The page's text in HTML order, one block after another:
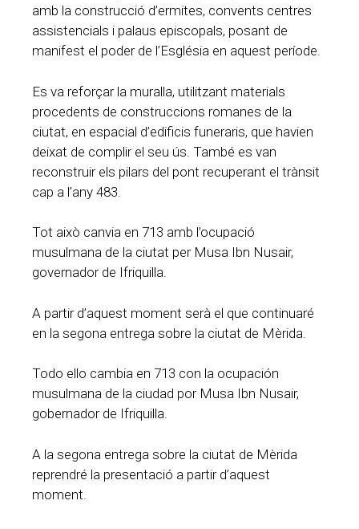
amb la construcció d’ermites, convents centres
assistencials i palaus episcopals, posant de
manifest el poder de l’Església en aquest període.
Es va reforçar la muralla, utilitzant materials
procedents de construccions romanes de la
ciutat, en espacial d’edificis funeraris, que havien
deixat de complir el seu ús. També es van
reconstruir els pilars del pont recuperant el trànsit
cap a l’any 483.
Tot això canvia en 713 amb l’ocupació
musulmana de la ciutat per Musa Ibn Nusair,
governador de Ifriquilla.
A partir d’aquest moment serà el que continuaré
en la segona entrega sobre la ciutat de Mèrida.
Todo ello cambia en 713 con la ocupación
musulmana de la ciudad por Musa Ibn Nusair,
gobernador de Ifriquilla.
A la segona entrega sobre la ciutat de Mèrida
reprendré la presentació a partir d’aquest
moment.